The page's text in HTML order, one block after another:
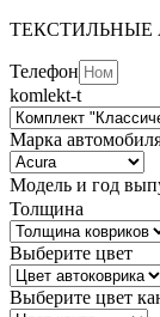
ТЕКСТИЛЬНЫЕ
Телефон
komlekt-t
Марка
Модель и год
Толщина
Выберите цвет
Выберите цвет